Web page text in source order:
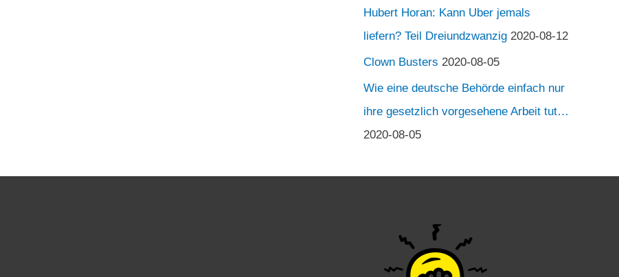
Hubert Horan: Kann Uber jemals
liefern? Teil Dreiundzwanzig 2020-08-12
Clown Busters 2020-08-05
Wie eine deutsche Behörde einfach nur
ihre gesetzlich vorgesehene Arbeit tut…
2020-08-05